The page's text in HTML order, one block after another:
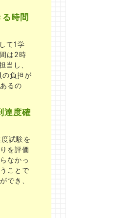
時間
て1学
は2時
当し、
負担が
るの
達度確
試験を
を評価
なかっ
ことで
でき、